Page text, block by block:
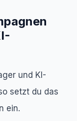
und KI-
setzt du das
ein.